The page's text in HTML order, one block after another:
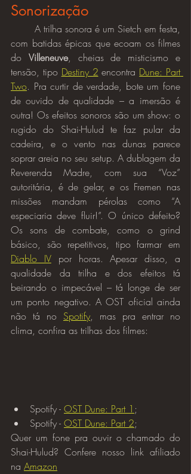
Sonorização
com batidas épicas que ecoam os filmes
do Villeneuve, cheias de misticismo e
tensão, tipo Destiny 2 encontra Dune: Part
Two. Pra curtir de verdade, bote um fone
de ouvido de qualidade – a imersão é
outra! Os efeitos sonoros são um show: o
rugido do Shai-Hulud te faz pular da
cadeira, e o vento nas dunas parece
soprar areia no seu setup. A dublagem da
Reverenda Madre, com sua “Voz”
autoritária, é de gelar, e os Fremen nas
missões mandam pérolas como “A
especiaria deve fluir!”. O único defeito?
Os sons de combate, como o grind
Diablo IV por horas. Apesar disso, a
qualidade da trilha e dos efeitos tá
beirando o impecável – tá longe de ser
um ponto negativo. A OST oficial ainda
não tá no Spotify, mas pra entrar no
clima, confira as trilhas dos filmes:
Spotify - OST Dune: Part 1 ;
Spotify - OST Dune: Part 2;
Quer um fone pra ouvir o chamado do
Shai-Hulud? Confere nosso link afiliado
na Amazon